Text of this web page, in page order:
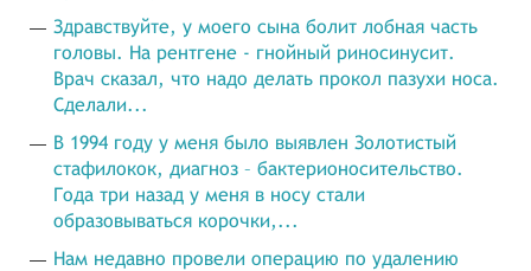
Здравствуйте, у моего сына болит лобная часть
головы. На рентгене - гнойный риносинусит.
Врач сказал, что надо делать прокол пазухи носа.
Сделали...
В 1994 году у меня было выявлен Золотистый
стафилокок, диагноз – бактерионосительство.
Года три назад у меня в носу стали
образовываться корочки,...
Нам недавно провели операцию по удалению